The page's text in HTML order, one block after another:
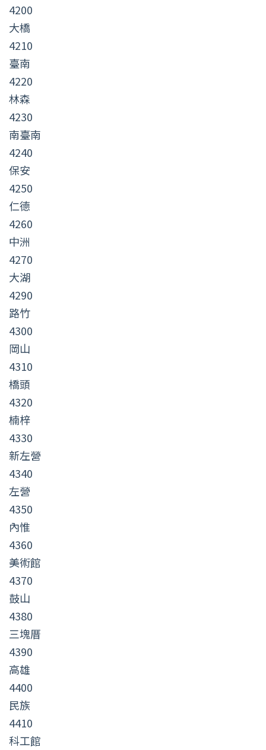
4200
大橋
4210
臺南
4220
林森
4230
南臺南
4240
保安
4250
仁德
4260
中洲
4270
大湖
4290
路竹
4300
岡山
4310
橋頭
4320
楠梓
4330
新左營
4340
左營
4350
內惟
4360
美術館
4370
鼓山
4380
三塊厝
4390
高雄
4400
民族
4410
科工館